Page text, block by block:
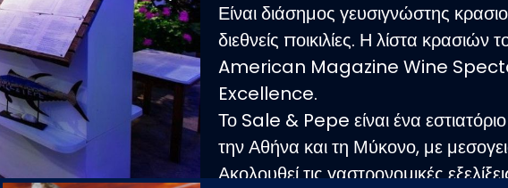
Είναι διάσημος γευσιγνώστης
διεθνείς ποικιλίες. Η λίστα
American Magazine Wine
Excellence.
Το Sale & Pepe είναι ένα
την Αθήνα και τη Μύκονο, με
Ακολουθεί τις γαστρονομικές